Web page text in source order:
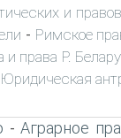
и
- Римское
и права Р.
Юридическая
-Аграрное